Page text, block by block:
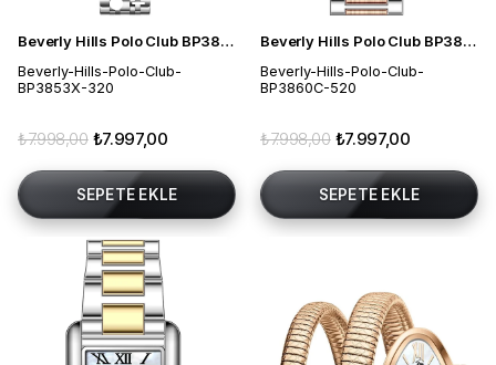
Beverly Hills Polo Club BP3853X.320 Kadın Kol Saati
Beverly-Hills-Polo-Club-
BP3853X-320
₺7.997,00
₺7.998,00
SEPETE EKLE
Beverly Hills Polo Club BP3860C.520 Kadın Kol Saati
Beverly-Hills-Polo-Club-
BP3860C-520
₺7.997,00
₺7.998,00
SEPETE EKLE